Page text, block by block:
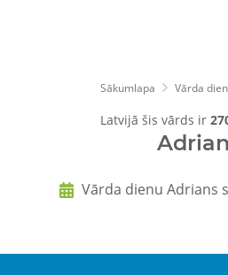
Sākumlapa Vārda
Latvijā šis vārds ir
Vārda dienu Adrians